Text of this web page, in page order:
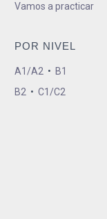
Vamos a practicar
POR NIVEL
A1/A2 • B1
B2 • C1/C2